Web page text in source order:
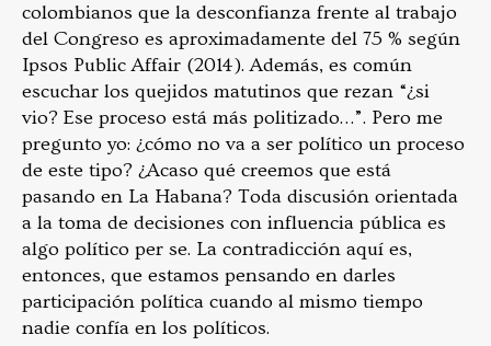
colombianos que la desconfianza frente al trabajo
del Congreso es aproximadamente del 75 % según
Ipsos Public Affair (2014). Además, es común
escuchar los quejidos matutinos que rezan “¿si
vio? Ese proceso está más politizado…”. Pero me
pregunto yo: ¿cómo no va a ser político un proceso
de este tipo? ¿Acaso qué creemos que está
pasando en La Habana? Toda discusión orientada
a la toma de decisiones con influencia pública es
algo político per se. La contradicción aquí es,
entonces, que estamos pensando en darles
participación política cuando al mismo tiempo
nadie confía en los políticos.